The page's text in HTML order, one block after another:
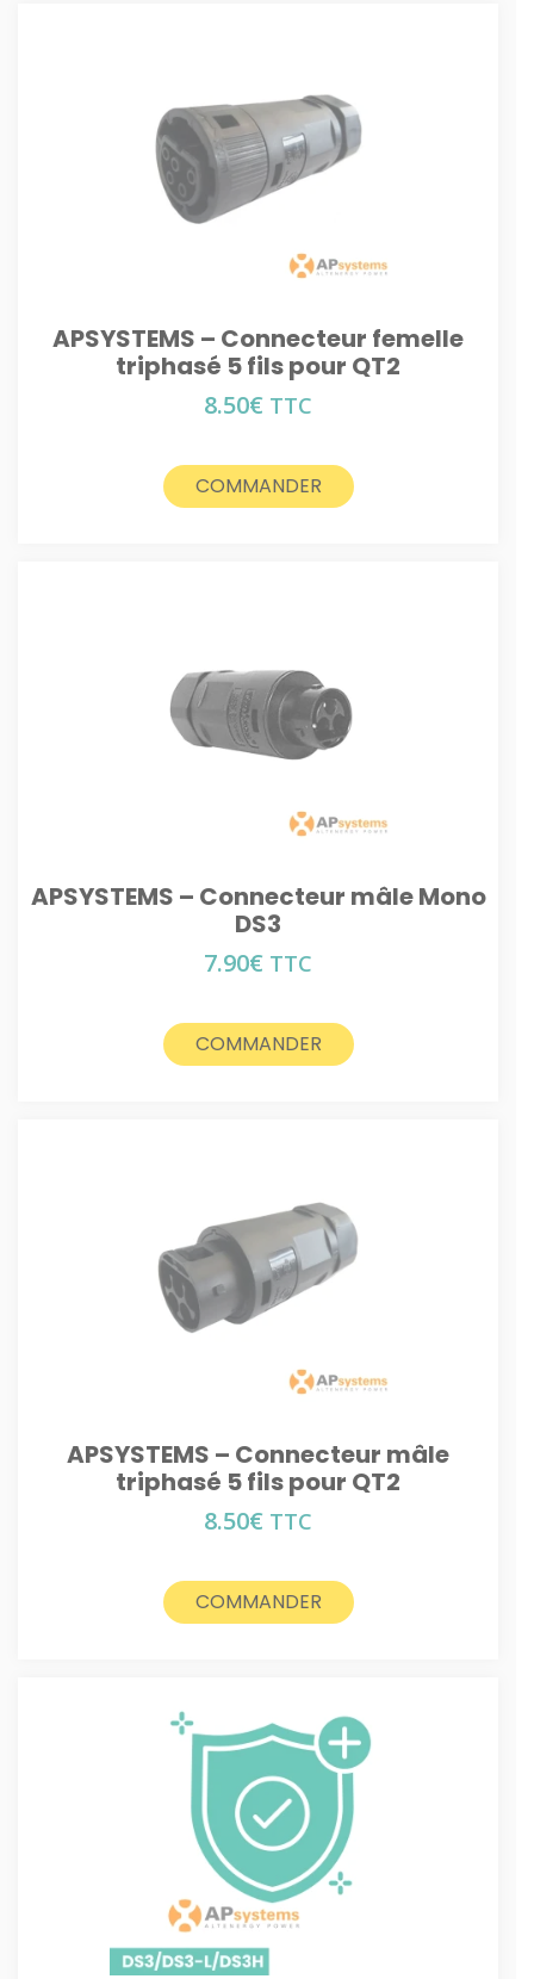
APSYSTEMS – Connecteur femelle
triphasé 5 fils pour QT2
8.50€ TTC
COMMANDER
APSYSTEMS – Connecteur mâle Mono
DS3
7.90€ TTC
COMMANDER
APSYSTEMS – Connecteur mâle
triphasé 5 fils pour QT2
8.50€ TTC
COMMANDER